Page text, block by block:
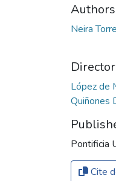
Authors
Neira
Director
López de
Quiñones
Pontificia
Cite